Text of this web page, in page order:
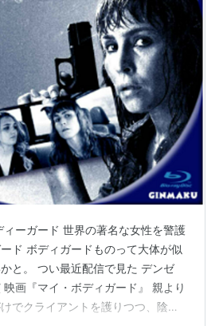
ーガード 世界の著名な女性を警護
ド ボディガードものって大体が似
と。 つい最近配信で見た デンゼ
画『マイ・ボディガード』 親より
でクライアントを護りつつ、陰謀